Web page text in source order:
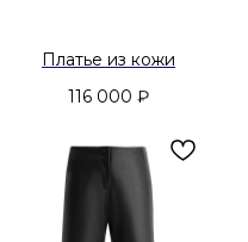
Платье из кожи
116 000 ₽